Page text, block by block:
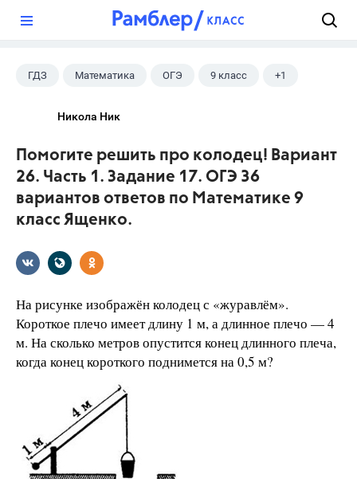
ГДЗ Математика ОГЭ 9 класс +1
Никола Ник
Помогите решить про колодец! Вариант
26. Часть 1. Задание 17. ОГЭ 36
вариантов ответов по Математике 9
класс Ященко.
На рисунке изображён колодец с «журавлём».
Короткое плечо имеет длину 1 м, а длинное плечо — 4
м. На сколько метров опустится конец длинного плеча,
когда конец короткого поднимется на 0,5 м?